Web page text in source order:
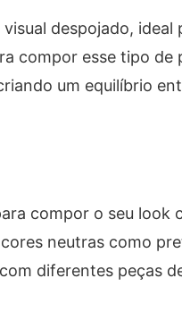
despojado, ideal
compor esse tipo de
um equilíbrio
compor o seu look
neutras como
diferentes peças